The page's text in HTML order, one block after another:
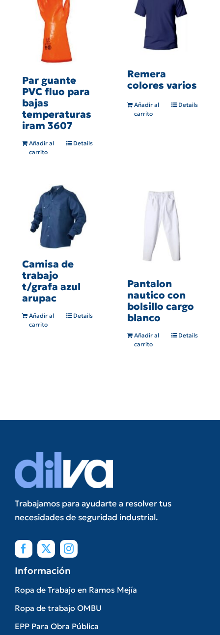
Par guante
PVC fluo para
bajas
temperaturas
iram 3607
Añadir al
carrito
Details
Remera
colores varios
Añadir al
carrito
Details
Camisa de
trabajo
t/grafa azul
arupac
Añadir al
carrito
Details
Pantalon
nautico con
bolsillo cargo
blanco
Añadir al
carrito
Details
Trabajamos para ayudarte a resolver tus
necesidades de seguridad industrial.
Información
Ropa de Trabajo en Ramos Mejía
Ropa de trabajo OMBU
EPP Para Obra Pública